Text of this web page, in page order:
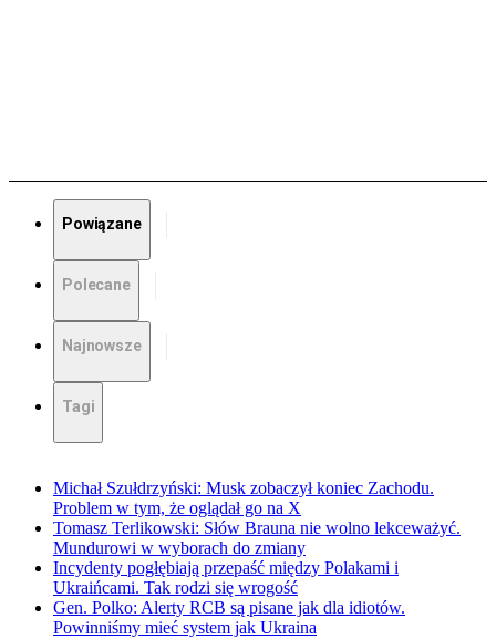
Powiązane
Polecane
Najnowsze
Tagi
Michał Szułdrzyński: Musk zobaczył koniec Zachodu.
Problem w tym, że oglądał go na X
Tomasz Terlikowski: Słów Brauna nie wolno lekceważyć.
Mundurowi w wyborach do zmiany
Incydenty pogłębiają przepaść między Polakami i
Ukraińcami. Tak rodzi się wrogość
Gen. Polko: Alerty RCB są pisane jak dla idiotów.
Powinniśmy mieć system jak Ukraina